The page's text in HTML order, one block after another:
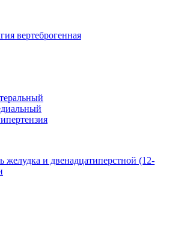
вертеброгенная
желудка и двенадцатиперстной (12-